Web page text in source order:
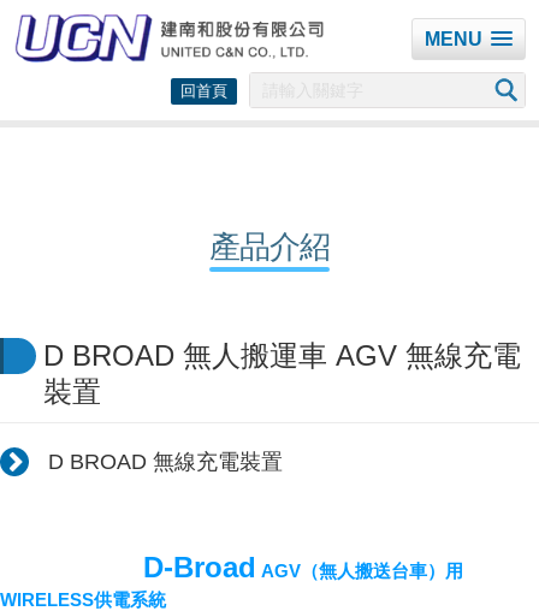
MENU
回首頁
產品介紹
D BROAD 無人搬運車 AGV 無線充電
裝置
D BROAD 無線充電裝置
D-Broad AGV（無人搬送台車）用
WIRELESS供電系統